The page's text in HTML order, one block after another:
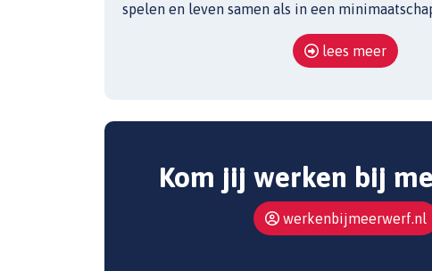
spelen en leven samen als in een
lees meer
Kom jij werken bij
werkenbijmeerwerf.nl